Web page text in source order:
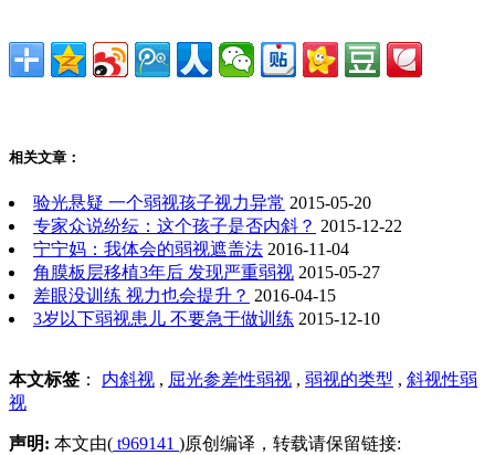
相关文章：
验光悬疑 一个弱视孩子视力异常 2015-05-20
专家众说纷纭：这个孩子是否内斜？ 2015-12-22
宁宁妈：我体会的弱视遮盖法 2016-11-04
角膜板层移植3年后 发现严重弱视 2015-05-27
差眼没训练 视力也会提升？ 2016-04-15
3岁以下弱视患儿 不要急于做训练 2015-12-10
本文标签 ： 内斜视 , 屈光参差性弱视 , 弱视的类型 , 斜视性弱
视
声明: 本文由( t969141 )原创编译，转载请保留链接: